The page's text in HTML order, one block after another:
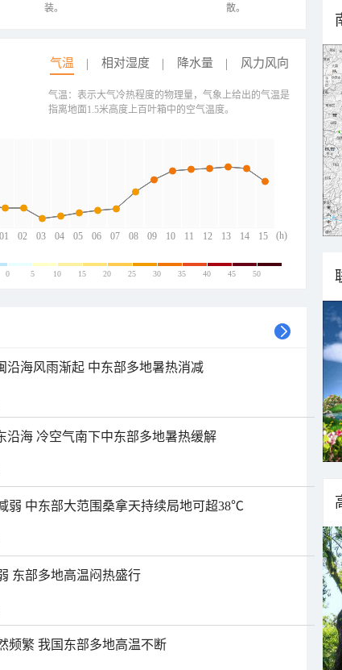
装。
散。
气温 相对湿度 降水量 风力风向
01 02 03 04 05 06 07 08 09 10 11 12 13 14 15
(h)
气温：表示大气冷热程度的物理量，气象上给出的气温是
指离地面1.5米高度上百叶箱中的空气温度。
0 5 10 15 20 25 30 35 40 45 50
沿海风雨渐起 中东部多地暑热消减
沿海 冷空气南下中东部多地暑热缓解
弱 中东部大范围桑拿天持续局地可超38℃
东部多地高温闷热盛行
频繁 我国东部多地高温不断